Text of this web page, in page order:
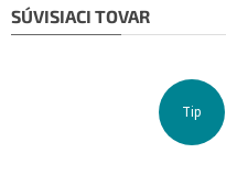
SÚVISIACI TOVAR
Tip